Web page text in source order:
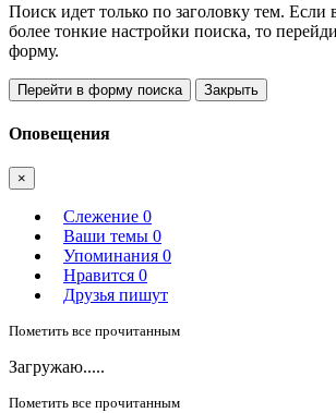
Поиск идет только по заголовку тем.
более тонкие настройки поиска, то
форму.
Перейти в форму поиска Закрыть
Оповещения
×
Слежение 0
Ваши темы 0
Упоминания 0
Нравится 0
Друзья пишут
Пометить все прочитанным
Загружаю.....
Пометить все прочитанным